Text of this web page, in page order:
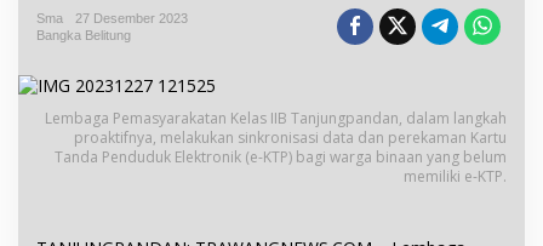
Sma
27 Desember 2023
Bangka Belitung
Lembaga Pemasyarakatan Kelas IIB Tanjungpandan, dalam langkah
proaktifnya, melakukan sinkronisasi data dan perekaman Kartu
Tanda Penduduk Elektronik (e-KTP) bagi warga binaan yang belum
memiliki e-KTP.